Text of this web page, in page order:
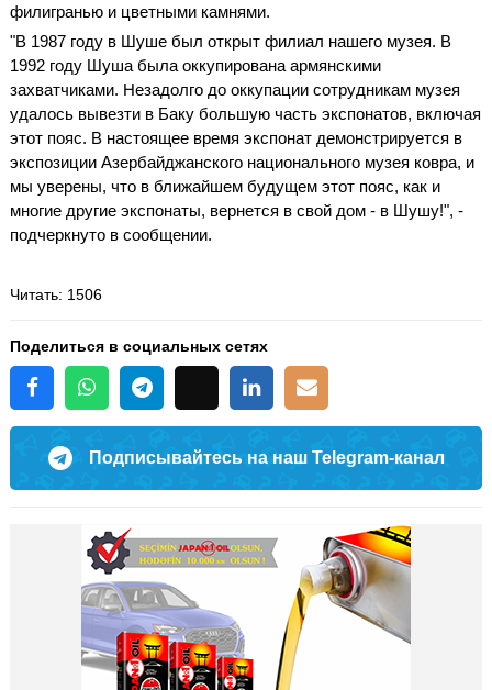
филигранью и цветными камнями.
"В 1987 году в Шуше был открыт филиал нашего музея. В
1992 году Шуша была оккупирована армянскими
захватчиками. Незадолго до оккупации сотрудникам музея
удалось вывезти в Баку большую часть экспонатов, включая
этот пояс. В настоящее время экспонат демонстрируется в
экспозиции Азербайджанского национального музея ковра, и
мы уверены, что в ближайшем будущем этот пояс, как и
многие другие экспонаты, вернется в свой дом - в Шушу!", -
подчеркнуто в сообщении.
Читать: 1506
Поделиться в социальных сетях
Подписывайтесь на наш Telegram-канал